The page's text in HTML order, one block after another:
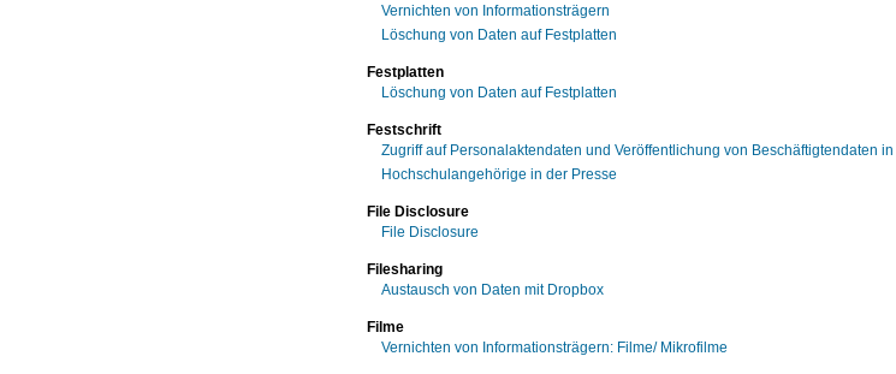
Vernichten von Informationsträgern
Löschung von Daten auf Festplatten
Festplatten
Löschung von Daten auf Festplatten
Festschrift
Zugriff auf Personalaktendaten und Veröffentlichung von Beschäftigtendaten
Hochschulangehörige in der Presse
File Disclosure
File Disclosure
Filesharing
Austausch von Daten mit Dropbox
Filme
Vernichten von Informationsträgern: Filme/ Mikrofilme